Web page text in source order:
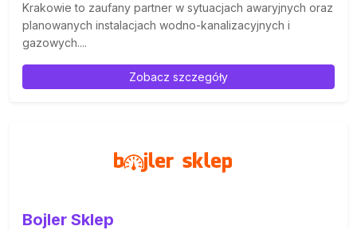
Krakowie to zaufany partner w sytuacjach awaryjnych oraz
planowanych instalacjach wodno-kanalizacyjnych i
gazowych....
Zobacz szczegóły
Bojler Sklep